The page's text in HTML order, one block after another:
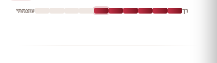
רך עוצמתי